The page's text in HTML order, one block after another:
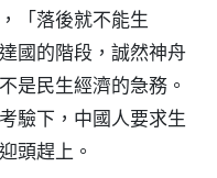
「落後就不能生
國的階段，誠然神舟
是民生經濟的急務。
驗下，中國人要求生
頭趕上。